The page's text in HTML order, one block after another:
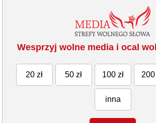
Wesprzyj wolne media i ocal
20 zł 50 zł 100 zł 200
inna